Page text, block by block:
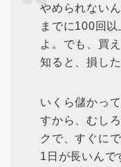
やめられない
までに100回
よ。でも、買
知ると、損し
いくら儲かっ
すから、むし
クで、すぐに
1日が長いんで